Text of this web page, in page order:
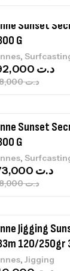
Sunset
G
,
د.ت768,000
د.ت
Sunset
G
,
د.ت748,000
د.ت
Jigging
120/250gr
,Jigging